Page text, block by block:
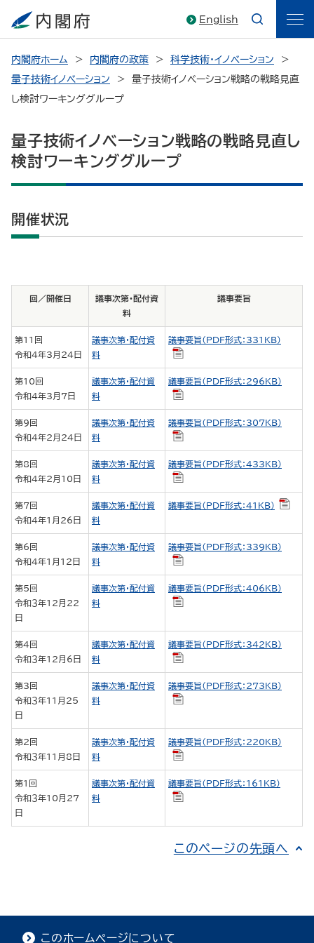
English
内閣府ホーム 内閣府の政策
科学技術・イノベーション
量子技術イノベーション
量子技術イノベーション戦略の戦略見直
し検討ワーキンググループ
量子技術イノベーション戦略の戦略見直し
検討ワーキンググループ
開催状況
回／開催日
議事次第・配付資
料
議事要旨
第11回
令和4年3月24日
議事次第・配付資
料
議事要旨（PDF形式：331KB）
第10回
令和4年3月7日
議事次第・配付資
料
議事要旨（PDF形式：296KB）
第9回
令和4年2月24日
議事次第・配付資
料
議事要旨（PDF形式：307KB）
第8回
令和4年2月10日
議事次第・配付資
料
議事要旨（PDF形式：433KB）
第7回
令和4年1月26日
議事次第・配付資
料
議事要旨（PDF形式：41KB）
第6回
令和4年1月12日
議事次第・配付資
料
議事要旨（PDF形式：339KB）
第5回
令和３年12月22
日
議事次第・配付資
料
議事要旨（PDF形式：406KB）
第4回
令和３年12月6日
議事次第・配付資
料
議事要旨（PDF形式：342KB）
第3回
令和３年11月25
日
議事次第・配付資
料
議事要旨（PDF形式：273KB）
第2回
令和３年11月8日
議事次第・配付資
料
議事要旨（PDF形式：220KB）
第1回
令和３年10月27
日
議事次第・配付資
料
議事要旨（PDF形式：161KB）
このページの先頭へ
このホームページについて